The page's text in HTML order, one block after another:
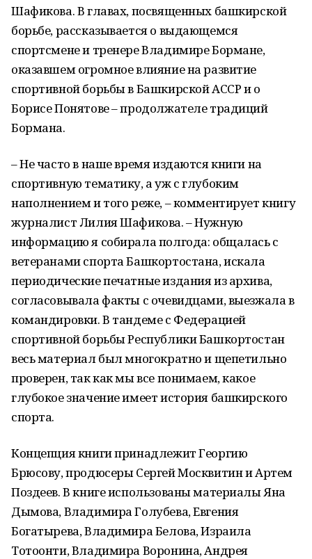
Шафикова. В главах, посвященных башкирской
борьбе, рассказывается о выдающемся
спортсмене и тренере Владимире Бормане,
оказавшем огромное влияние на развитие
спортивной борьбы в Башкирской АССР и о
Борисе Понятове – продолжателе традиций
Бормана.
– Не часто в наше время издаются книги на
спортивную тематику, а уж с глубоким
наполнением и того реже, – комментирует книгу
журналист Лилия Шафикова. – Нужную
информацию я собирала полгода: общалась с
ветеранами спорта Башкортостана, искала
периодические печатные издания из архива,
согласовывала факты с очевидцами, выезжала в
командировки. В тандеме с Федерацией
спортивной борьбы Республики Башкортостан
весь материал был многократно и щепетильно
проверен, так как мы все понимаем, какое
глубокое значение имеет история башкирского
спорта.
Концепция книги принадлежит Георгию
Брюсову, продюсеры Сергей Москвитин и Артем
Поздеев. В книге использованы материалы Яна
Дымова, Владимира Голубева, Евгения
Богатырева, Владимира Белова, Израила
Тотоонти, Владимира Воронина, Андрея